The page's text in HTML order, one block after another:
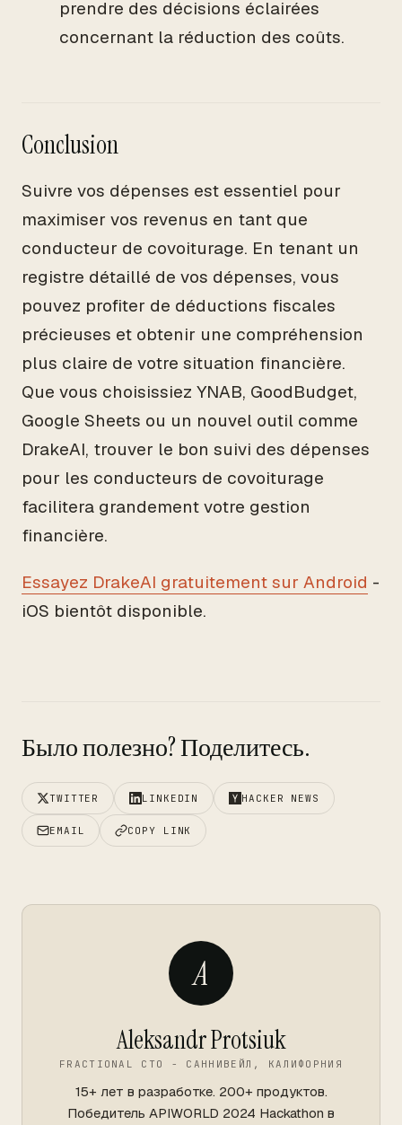
prendre des décisions éclairées
concernant la réduction des coûts.
Conclusion
Suivre vos dépenses est essentiel pour
maximiser vos revenus en tant que
conducteur de covoiturage. En tenant un
registre détaillé de vos dépenses, vous
pouvez profiter de déductions fiscales
précieuses et obtenir une compréhension
plus claire de votre situation financière.
Que vous choisissiez YNAB, GoodBudget,
Google Sheets ou un nouvel outil comme
DrakeAI, trouver le bon suivi des dépenses
pour les conducteurs de covoiturage
facilitera grandement votre gestion
financière.
Essayez DrakeAI gratuitement sur Android -
iOS bientôt disponible.
Было полезно? Поделитесь.
TWITTER LINKEDIN HACKER NEWS
EMAIL COPY LINK
A
Aleksandr Protsiuk
FRACTIONAL CTO - САННИВЕЙЛ, КАЛИФОРНИЯ
15+ лет в разработке. 200+ продуктов.
Победитель APIWORLD 2024 Hackathon в